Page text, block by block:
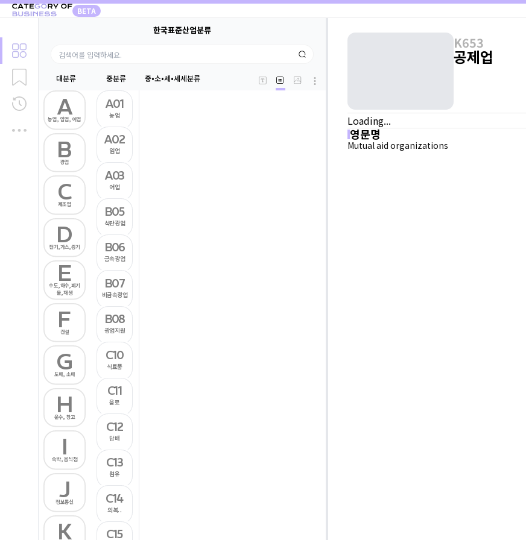
BETA
한국표준산업분류
대분류 중분류 중•소•세•세세분류
A
농업, 임업, 어업
B
광업
C
제조업
D
전기,가스,증기
E
수도,하수,폐기
물,재생
F
건설
G
도매, 소매
H
운수, 창고
I
숙박, 음식점
J
정보통신
K
A01
농업
A02
임업
A03
어업
B05
석탄광업
B06
금속광업
B07
비금속광업
B08
광업지원
C10
식료품
C11
음료
C12
담배
C13
섬유
C14
의복..
C15
K653
공제업
Loading...
영문명
Mutual aid organizations